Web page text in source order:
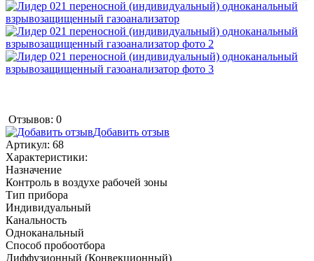
Отзывов: 0
Добавить отзыв
Артикул: 68
Характеристики:
Назначение
Контроль в воздухе рабочей зоны
Тип прибора
Индивидуальный
Канальность
Одноканальный
Способ пробоотбора
Диффузионный (Конвекционный)